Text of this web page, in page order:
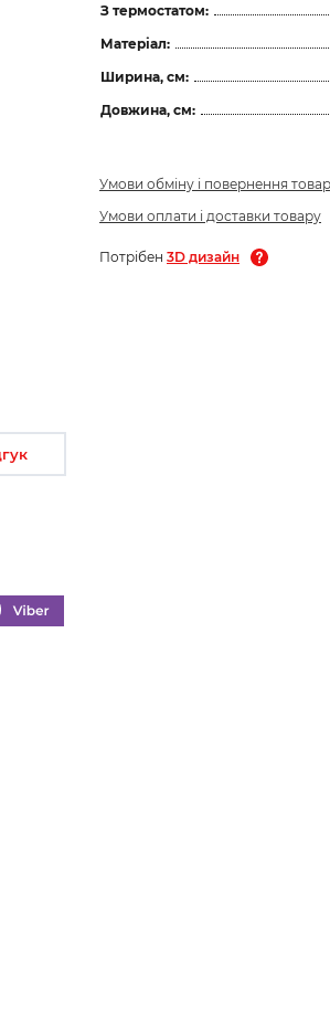
З термостатом:
Матеріал:
Ширина, см:
Довжина, см:
Умови обміну і повернення
Умови оплати і доставки товару
Потрібен 3D дизайн